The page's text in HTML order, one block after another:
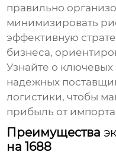
правильно
минимизировать
эффективную
бизнеса,
Узнайте о ключевых
надежных
логистики, чтобы
прибыль от импорта
Преимущества
на 1688